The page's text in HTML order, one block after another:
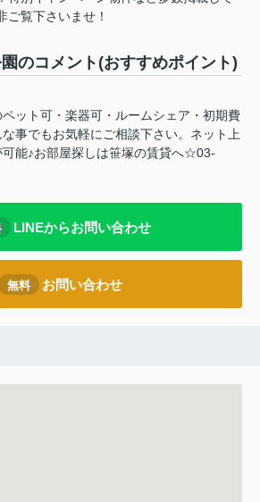
ご覧下さいませ！
のコメント(おすすめポイント)
ット可・楽器可・ルームシェア・初期費
事でもお気軽にご相談下さい。ネット上
能♪お部屋探しは笹塚の賃貸へ☆03-
LINEからお問い合わせ
無料 お問い合わせ